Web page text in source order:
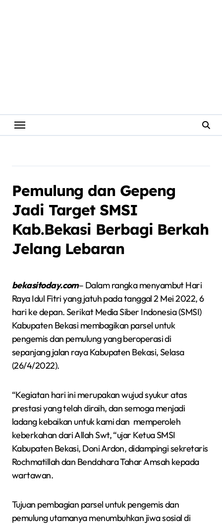
Pemulung dan Gepeng
Jadi Target SMSI
Kab.Bekasi Berbagi Berkah
Jelang Lebaran
bekasitoday.com– Dalam rangka menyambut Hari
Raya Idul Fitri yang jatuh pada tanggal 2 Mei 2022, 6
hari ke depan. Serikat Media Siber Indonesia (SMSI)
Kabupaten Bekasi membagikan parsel untuk
pengemis dan pemulung yang beroperasi di
sepanjang jalan raya Kabupaten Bekasi, Selasa
(26/4/2022).
“Kegiatan hari ini merupakan wujud syukur atas
prestasi yang telah diraih, dan semoga menjadi
ladang kebaikan untuk kami dan memperoleh
keberkahan dari Allah Swt, “ujar Ketua SMSI
Kabupaten Bekasi, Doni Ardon, didampingi sekretaris
Rochmatillah dan Bendahara Tahar Amsah kepada
wartawan.
Tujuan pembagian parsel untuk pengemis dan
pemulung utamanya menumbuhkan jiwa sosial di